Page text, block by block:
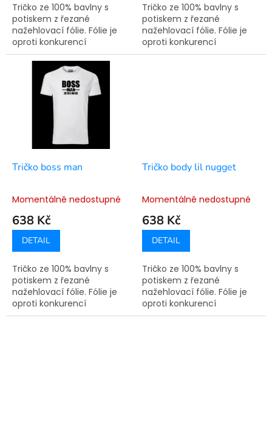
Tričko ze 100% bavlny s
potiskem z řezané
nažehlovací fólie. Fólie je
oproti konkurencí
využívané technologie
sítotisku pružná a nepraská.
Doba výroby je 7-14
pracovních dní.
Tričko ze 100% bavlny s
potiskem z řezané
nažehlovací fólie. Fólie je
oproti konkurencí
využívané technologie
Tričko boss man
Momentálně nedostupné
638 Kč
DETAIL
Tričko ze 100% bavlny s
potiskem z řezané
nažehlovací fólie. Fólie je
oproti konkurencí
využívané technologie
Tričko body lil nugget
Momentálně nedostupné
638 Kč
DETAIL
Tričko ze 100% bavlny s
potiskem z řezané
nažehlovací fólie. Fólie je
oproti konkurencí
využívané technologie